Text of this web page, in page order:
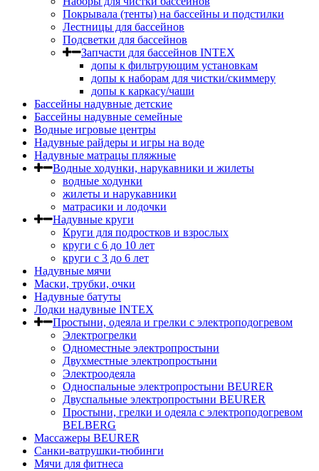
Покрывала (тенты) на бассейны и подстилки
Лестницы для бассейнов
Подсветки для бассейнов
Запчасти для бассейнов INTEX
допы к фильтрующим установкам
допы к наборам для чистки/скиммеру
допы к каркасу/чаши
Бассейны надувные детские
Бассейны надувные семейные
Водные игровые центры
Надувные райдеры и игры на воде
Надувные матрацы пляжные
Водные ходунки, нарукавники и жилеты
водные ходунки
жилеты и нарукавники
матрасики и лодочки
Надувные круги
Круги для подростков и взрослых
круги с 6 до 10 лет
круги c 3 до 6 лет
Надувные мячи
Маски, трубки, очки
Надувные батуты
Лодки надувные INTEX
Простыни, одеяла и грелки с электроподогревом
Электрогрелки
Одноместные электропростыни
Двухместные электропростыни
Электроодеяла
Односпальные электропростыни BEURER
Двуспальные электропростыни BEURER
Простыни, грелки и одеяла с электроподогревом
BELBERG
Массажеры BEURER
Санки-ватрушки-тюбинги
Мячи для фитнеса